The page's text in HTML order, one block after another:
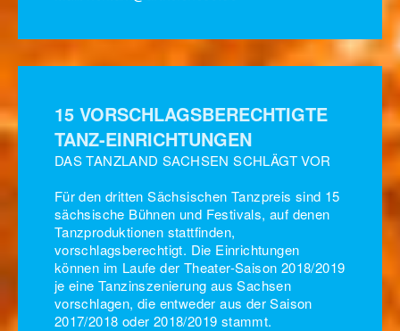
15 VORSCHLAGSBERECHTIGTE
TANZ-EINRICHTUNGEN
DAS TANZLAND SACHSEN SCHLÄGT VOR
Für den dritten Sächsischen Tanzpreis sind 15
sächsische Bühnen und Festivals, auf denen
Tanzproduktionen stattfinden,
vorschlagsberechtigt. Die Einrichtungen
können im Laufe der Theater-Saison 2018/2019
je eine Tanzinszenierung aus Sachsen
vorschlagen, die entweder aus der Saison
2017/2018 oder 2018/2019 stammt.